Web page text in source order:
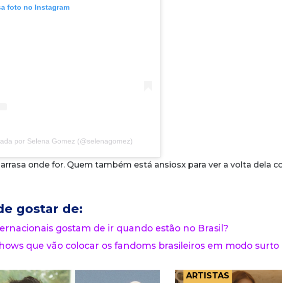
foto no Instagram
por Selena Gomez (@selenagomez)
onde for. Quem também está ansiosx para ver a volta dela
gostar de:
gostam de ir quando estão no Brasil?
que vão colocar os fandoms brasileiros em modo surto
ARTISTAS